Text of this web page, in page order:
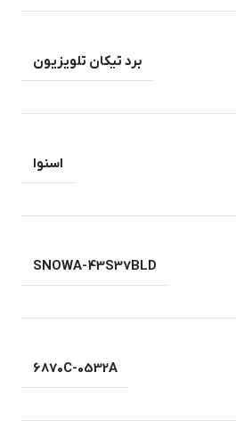
برد تیکان تلویزیون
اسنوا
SNOWA-43S37BLD
6870C-0532A